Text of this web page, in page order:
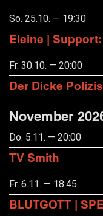
So. 25.10. — 19:30
Eleine |
Fr. 30.10. — 20:00
Der Dicke
November
Do. 5.11. — 20:00
TV Smith
Fr. 6.11. — 18:45
BLUTGOTT |